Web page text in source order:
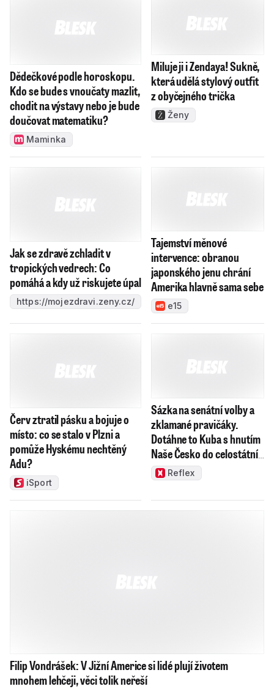
Dědečkové podle horoskopu.
Kdo se bude s vnoučaty mazlit,
chodit na výstavy nebo je bude
doučovat matematiku?
Maminka
Miluje ji i Zendaya! Sukně,
která udělá stylový outfit
z obyčejného trička
Ženy
Jak se zdravě zchladit v
tropických vedrech: Co
pomáhá a kdy už riskujete úpal
https://mojezdravi.zeny.cz/
Tajemství měnové
intervence: obranou
japonského jenu chrání
Amerika hlavně sama sebe
e15
Červ ztratil pásku a bojuje o
místo: co se stalo v Plzni a
pomůže Hyskému nechtěný
Adu?
iSport
Sázka na senátní volby a
zklamané pravičáky.
Dotáhne to Kuba s hnutím
Naše Česko do celostátní
politiky?
Reflex
Filip Vondrášek: V Jižní Americe si lidé plují životem
mnohem lehčeji, věci tolik neřeší